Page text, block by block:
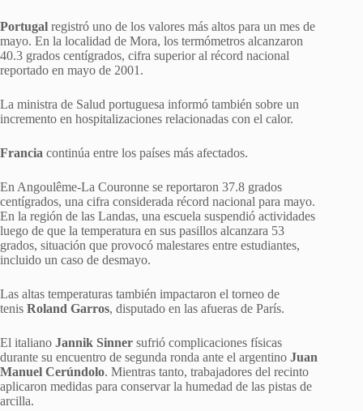
Portugal registró uno de los valores más altos para un mes de
mayo. En la localidad de Mora, los termómetros alcanzaron
40.3 grados centígrados, cifra superior al récord nacional
reportado en mayo de 2001.
La ministra de Salud portuguesa informó también sobre un
incremento en hospitalizaciones relacionadas con el calor.
Francia continúa entre los países más afectados.
En Angoulême-La Couronne se reportaron 37.8 grados
centígrados, una cifra considerada récord nacional para mayo.
En la región de las Landas, una escuela suspendió actividades
luego de que la temperatura en sus pasillos alcanzara 53
grados, situación que provocó malestares entre estudiantes,
incluido un caso de desmayo.
Las altas temperaturas también impactaron el torneo de
tenis Roland Garros, disputado en las afueras de París.
El italiano Jannik Sinner sufrió complicaciones físicas
durante su encuentro de segunda ronda ante el argentino Juan
Manuel Cerúndolo. Mientras tanto, trabajadores del recinto
aplicaron medidas para conservar la humedad de las pistas de
arcilla.